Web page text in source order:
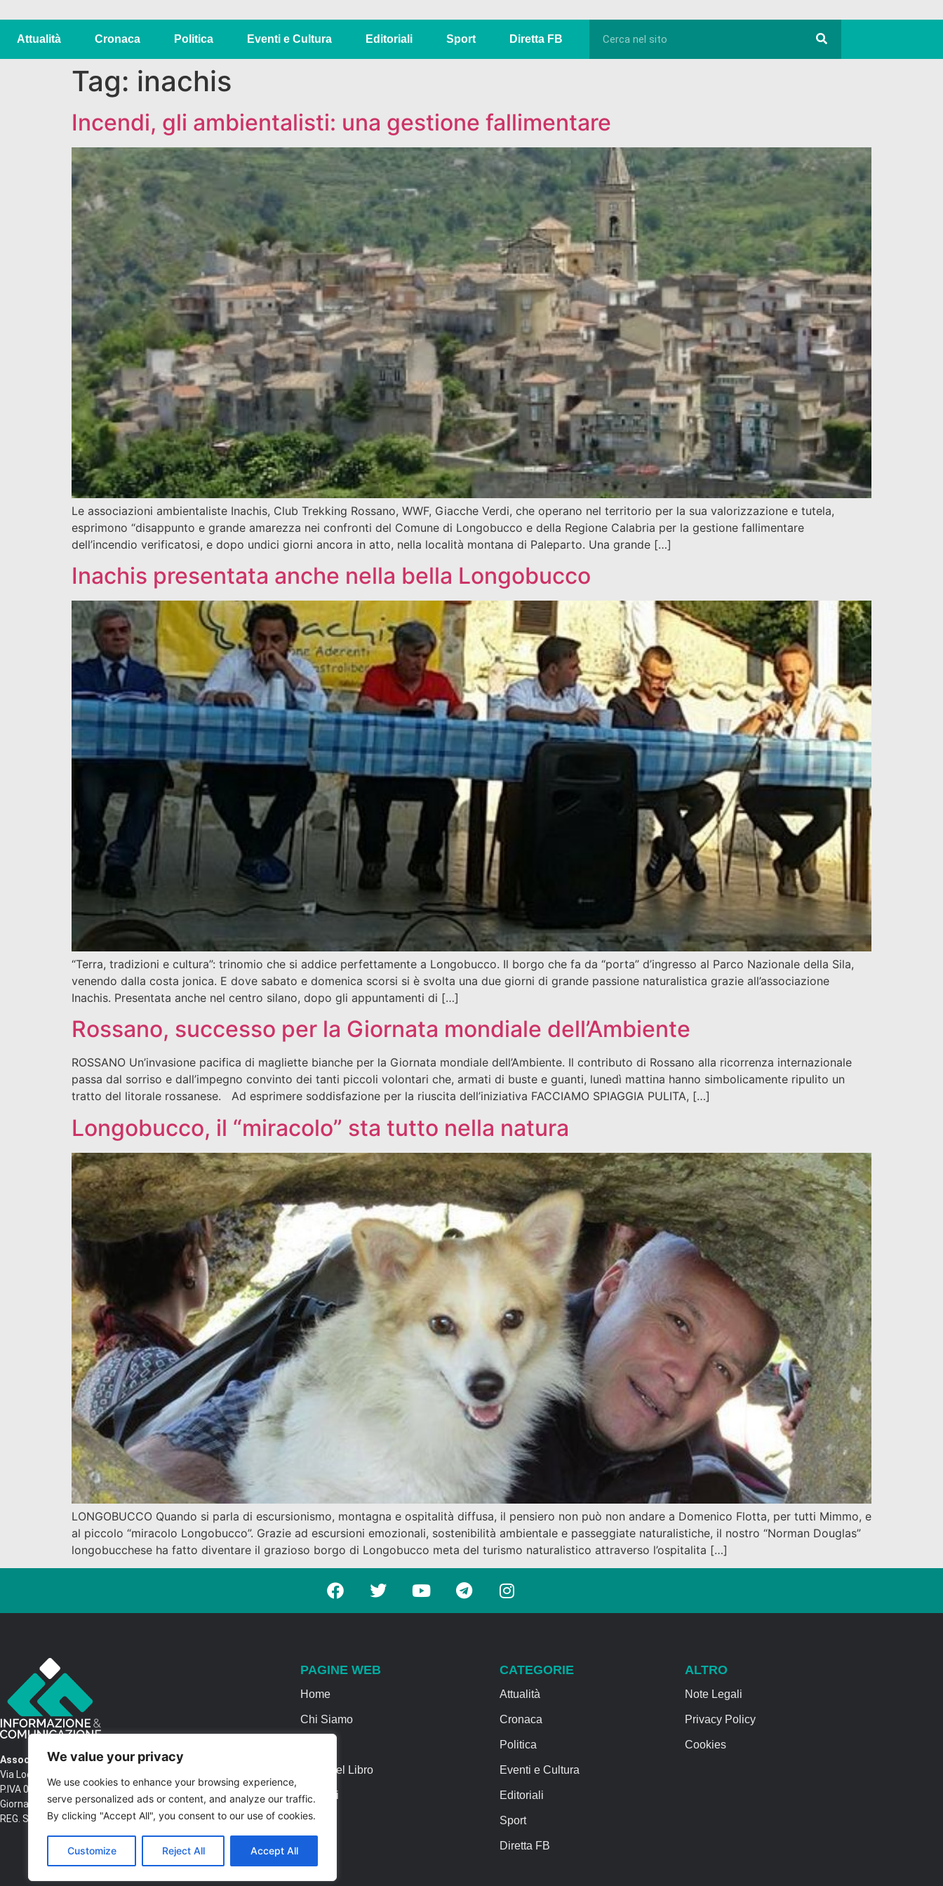
We value your privacy
We use cookies to enhance your browsing experience,
serve personalized ads or content, and analyze our traffic.
By clicking "Accept All", you consent to our use of cookies.
Customize Reject All Accept All
Attualità Cronaca Politica Eventi e Cultura Editoriali Sport Diretta FB
Tag: inachis
Incendi, gli ambientalisti: una gestione fallimentare
Le associazioni ambientaliste Inachis, Club Trekking Rossano, WWF, Giacche Verdi, che operano nel territorio per la sua valorizzazione e tutela,
esprimono “disappunto e grande amarezza nei confronti del Comune di Longobucco e della Regione Calabria per la gestione fallimentare
dell’incendio verificatosi, e dopo undici giorni ancora in atto, nella località montana di Paleparto. Una grande […]
Inachis presentata anche nella bella Longobucco
“Terra, tradizioni e cultura”: trinomio che si addice perfettamente a Longobucco. Il borgo che fa da “porta” d’ingresso al Parco Nazionale della Sila,
venendo dalla costa jonica. E dove sabato e domenica scorsi si è svolta una due giorni di grande passione naturalistica grazie all’associazione
Inachis. Presentata anche nel centro silano, dopo gli appuntamenti di […]
Rossano, successo per la Giornata mondiale dell’Ambiente
ROSSANO Un’invasione pacifica di magliette bianche per la Giornata mondiale dell’Ambiente. Il contributo di Rossano alla ricorrenza internazionale
passa dal sorriso e dall’impegno convinto dei tanti piccoli volontari che, armati di buste e guanti, lunedì mattina hanno simbolicamente ripulito un
tratto del litorale rossanese. Ad esprimere soddisfazione per la riuscita dell’iniziativa FACCIAMO SPIAGGIA PULITA, […]
Longobucco, il “miracolo” sta tutto nella natura
LONGOBUCCO Quando si parla di escursionismo, montagna e ospitalità diffusa, il pensiero non può non andare a Domenico Flotta, per tutti Mimmo, e
al piccolo “miracolo Longobucco”. Grazie ad escursioni emozionali, sostenibilità ambientale e passeggiate naturalistiche, il nostro “Norman Douglas”
longobucchese ha fatto diventare il grazioso borgo di Longobucco meta del turismo naturalistico attraverso l’ospitalita […]
Associazione Informazione & Comunicazione
Via Locri SNC – 87064 Corigliano Rossano CS
P.IVA 03516250788 – C.F. 97037680788 Testata
Giornalistica n. 1399/2017 R.G.V.G.N. 02/2017
REG. STAMPA Tribunale di Castrovillari
PAGINE WEB
Home
Chi Siamo
Casa del Libro
Contatti
CATEGORIE
Attualità
Cronaca
Politica
Eventi e Cultura
Editoriali
Sport
Diretta FB
ALTRO
Note Legali
Privacy Policy
Cookies